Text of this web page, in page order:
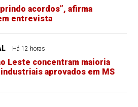
acordos”, afirma
entrevista
Há 12 horas
Leste concentram maioria
aprovados em MS